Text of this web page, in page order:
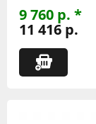
9 760 р. *
11 416 р.